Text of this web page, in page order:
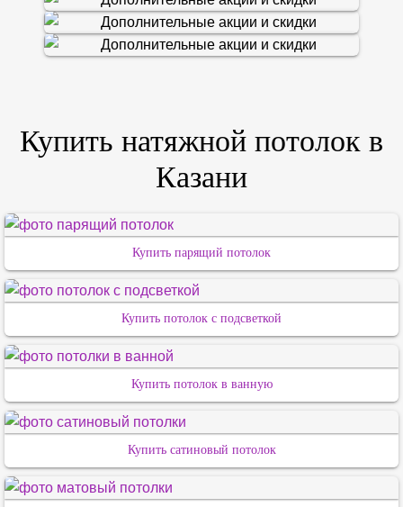
Купить натяжной потолок в
Казани
Купить парящий потолок
Купить потолок с подсветкой
Купить потолок в ванную
Купить сатиновый потолок